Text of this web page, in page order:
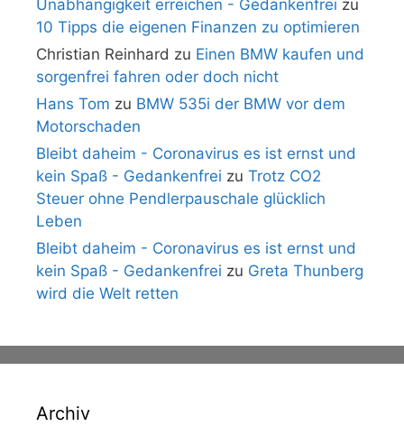
Unabhängigkeit erreichen - Gedankenfrei zu
10 Tipps die eigenen Finanzen zu optimieren
Christian Reinhard zu Einen BMW kaufen und
sorgenfrei fahren oder doch nicht
Hans Tom zu BMW 535i der BMW vor dem
Motorschaden
Bleibt daheim - Coronavirus es ist ernst und
kein Spaß - Gedankenfrei zu Trotz CO2
Steuer ohne Pendlerpauschale glücklich
Leben
Bleibt daheim - Coronavirus es ist ernst und
kein Spaß - Gedankenfrei zu Greta Thunberg
wird die Welt retten
Archiv